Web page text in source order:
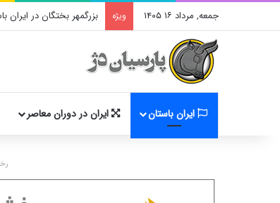
جمعه, مرداد ۱۶ ۱۴۰۵ ویژه بزرگمهر بختگان در ایران
ایران باستان ایران در دوران معاصر